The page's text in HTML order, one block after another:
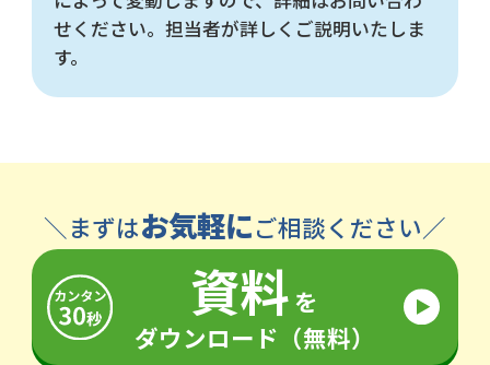
せください。担当者が詳しくご説明いたしま
す。
＼まずはお気軽にご相談ください／
資料を
ダウンロード（無料）